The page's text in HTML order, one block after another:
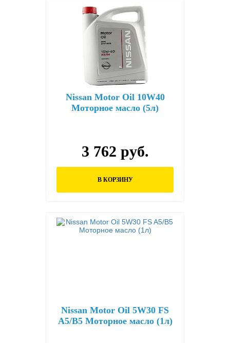
Nissan Motor Oil 10W40
Моторное масло (5л)
3 762 руб.
В КОРЗИНУ
Nissan Motor Oil 5W30 FS
A5/B5 Моторное масло (1л)